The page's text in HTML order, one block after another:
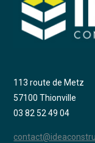
113 route de Metz
57100 Thionville
03 82 52 49 04